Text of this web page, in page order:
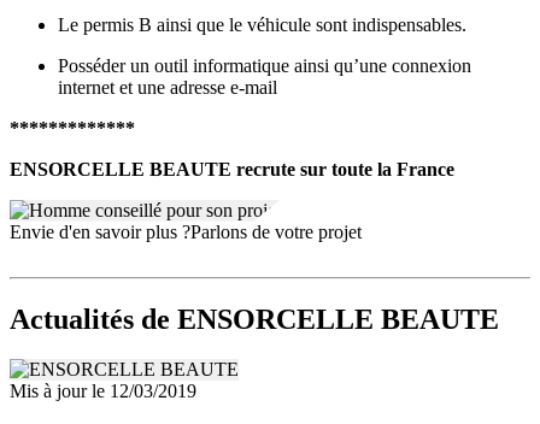
Le permis B ainsi que le véhicule sont indispensables.
Posséder un outil informatique ainsi qu’une connexion
internet et une adresse e-mail
*************
ENSORCELLE BEAUTE recrute sur toute la France
Envie d'en savoir plus ?Parlons de votre projet
Actualités de ENSORCELLE BEAUTE
Mis à jour le 12/03/2019